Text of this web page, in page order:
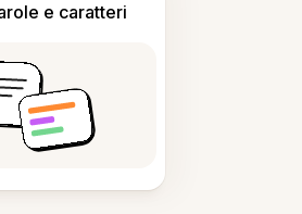
e caratteri